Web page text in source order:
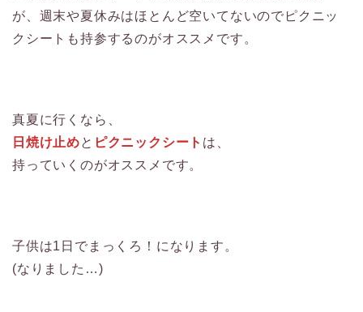
が、週末や夏休みはほとんど空いてないのでピクニッ
クシートも持参するのがオススメです。
真夏に行くなら、
日焼け止めと ピクニックシート は、
持っていくのがオススメです。
子供は1日でまっくろ！になります。
(なりました…)